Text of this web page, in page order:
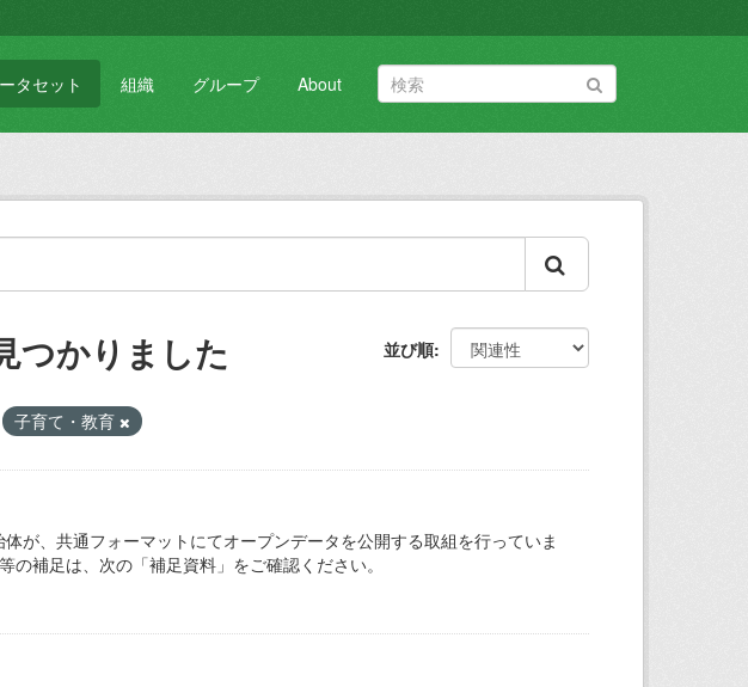
タセット 組織 グループ About
並び順
つかりました
子育て・教育
が、共通フォーマットにてオープンデータを公開する取組を行っていま
補足は、次の「補足資料」をご確認ください。